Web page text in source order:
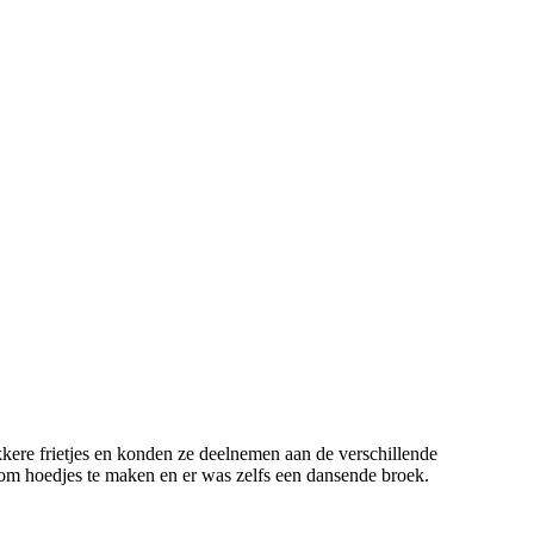
frietjes en konden ze deelnemen aan de verschillende
hoedjes te maken en er was zelfs een dansende broek.